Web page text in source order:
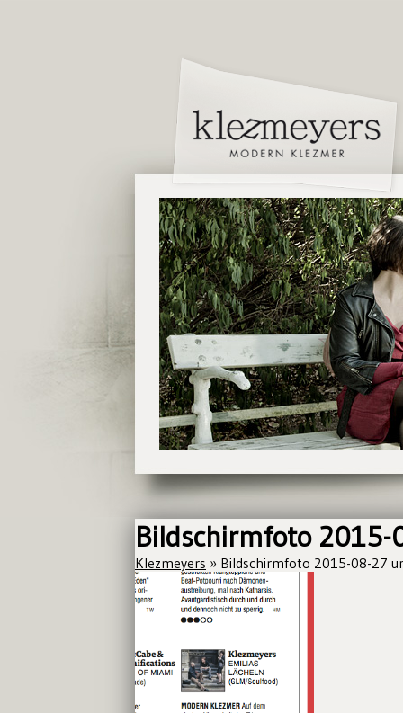
Bildschirmfoto 2015-
Klezmeyers » Bildschirmfoto 2015-08-27